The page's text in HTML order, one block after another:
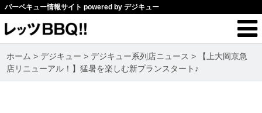
バーベキュー情報サイト powered by デジキュー
ホーム >デジキュー >デジキュー系列店ニュース >
【上大岡京急
店リニューアル！】猛暑を楽しむ新プランスタート♪